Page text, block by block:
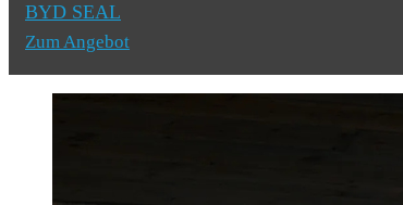
BYD SEAL
Zum Angebot